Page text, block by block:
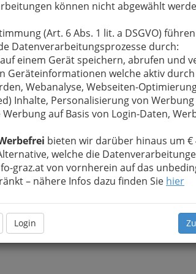
können nicht abgewählt
(Art. 6 Abs. 1 lit. a DSGVO)
Datenverarbeitungsprozesse durch:
einem Gerät speichern, abrufen und
Geräteinformationen welche aktiv
Webanalyse, Webseiten-
Inhalte, Personalisierung von
auf Basis von Login-Daten,
bieten wir darüber hinaus um €
welche die
graz.at von vornherein auf das
– nähere Infos dazu finden Sie hier
Login
, verwenden wir an dieser Stelle
Nachricht wird nach dem Absenden
Dogs weitergeleitet.
Nachricht